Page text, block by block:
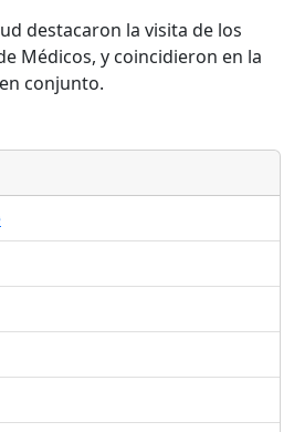
destacaron la visita de los
Médicos, y coincidieron en la
conjunto.